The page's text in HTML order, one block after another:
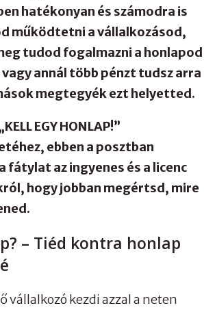
hatékonyan és számodra is
működtetni a vállalkozásod,
tudod fogalmazni a honlapod
annál több pénzt tudsz arra
megtegyék ezt helyetted.
EGY HONLAP!”
ebben a posztban
fátylat az ingyenes és a licenc
hogy jobban megértsd, mire
– Tiéd kontra honlap
vállalkozó kezdi azzal a neten